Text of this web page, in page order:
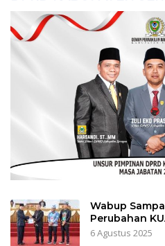
Wabup
Perubahan
6 Agustus 2025